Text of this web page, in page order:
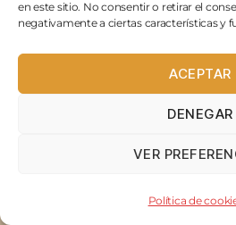
en este sitio. No consentir o retirar el
negativamente a ciertas características y
ACEPTAR
DENEGAR
VER
Política de